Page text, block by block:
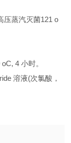
压蒸汽灭菌121 o
4 小时。
溶液(次氯酸，